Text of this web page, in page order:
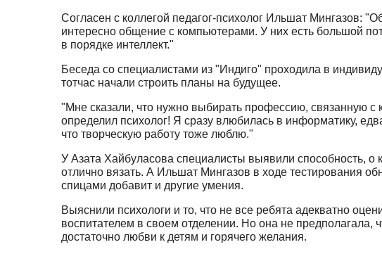
Согласен с коллегой педагог-психолог Ильшат Мингазов:
интересно общение с компьютерами. У них есть большой
в порядке интеллект."
Беседа со специалистами из "Индиго" проходила в
тотчас начали строить планы на будущее.
"Мне сказали, что нужно выбирать профессию, связанную с
определил психолог! Я сразу влюбилась в информатику,
что творческую работу тоже люблю."
У Азата Хайбуласова специалисты выявили способность, о
отлично вязать. А Ильшат Мингазов в ходе тестирования
спицами добавит и другие умения.
Выяснили психологи и то, что не все ребята адекватно
воспитателем в своем отделении. Но она не предполагала,
достаточно любви к детям и горячего желания.